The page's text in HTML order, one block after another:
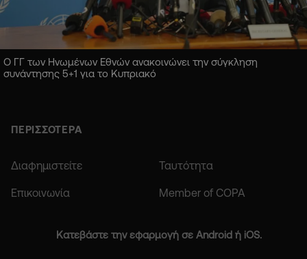
Ο ΓΓ των Ηνωμένων Εθνών ανακοινώνει την σύγκληση
συνάντησης 5+1 για το Κυπριακό
ΠΕΡΙΣΣΟΤΕΡΑ
Διαφημιστείτε Ταυτότητα
Επικοινωνία Member of COPA
Κατεβάστε την εφαρμογή σε Android ή iOS.